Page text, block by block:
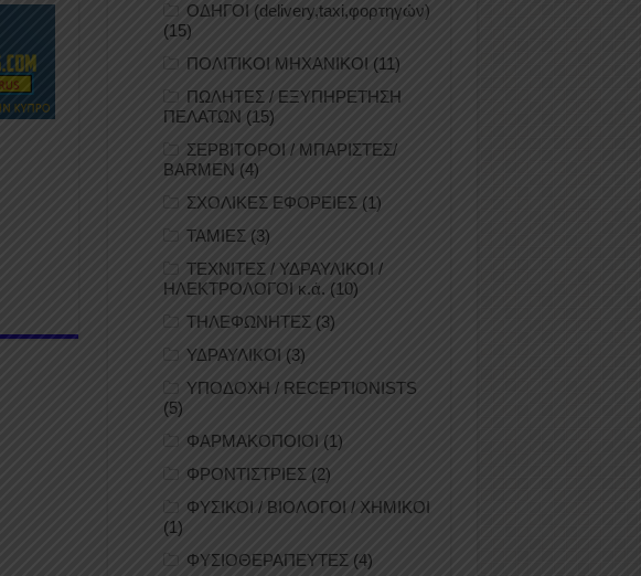
ΟΔΗΓΟΙ (delivery,taxi,φορτηγών)
(15)
ΠΟΛΙΤΙΚΟΙ ΜΗΧΑΝΙΚΟΙ (11)
ΠΩΛΗΤΕΣ / ΕΞΥΠΗΡΕΤΗΣΗ
ΠΕΛΑΤΩΝ (15)
ΣΕΡΒΙΤΟΡΟΙ / ΜΠΑΡΙΣΤΕΣ/
BARMEN (4)
ΣΧΟΛΙΚΕΣ ΕΦΟΡΕΙΕΣ (1)
ΤΑΜΙΕΣ (3)
ΤΕΧΝΙΤΕΣ / ΥΔΡΑΥΛΙΚΟΙ /
ΗΛΕΚΤΡΟΛΟΓΟΙ κ.ά. (10)
ΤΗΛΕΦΩΝΗΤΕΣ (3)
ΥΔΡΑΥΛΙΚΟΙ (3)
ΥΠΟΔΟΧΗ / RECEPTIONISTS
(5)
ΦΑΡΜΑΚΟΠΟΙΟΙ (1)
ΦΡΟΝΤΙΣΤΡΙΕΣ (2)
ΦΥΣΙΚΟΙ / ΒΙΟΛΟΓΟΙ / ΧΗΜΙΚΟΙ
(1)
ΦΥΣΙΟΘΕΡΑΠΕΥΤΕΣ (4)